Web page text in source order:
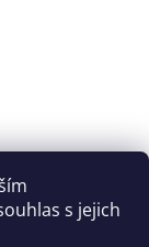
s jejich